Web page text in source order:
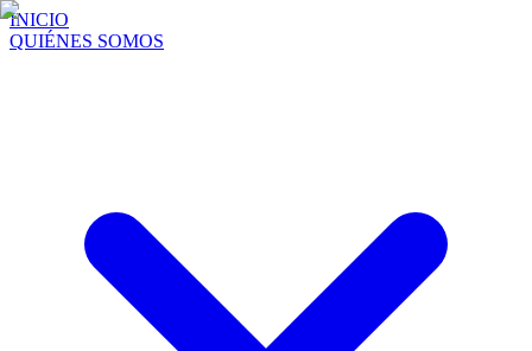
INICIO
QUIÉNES SOMOS